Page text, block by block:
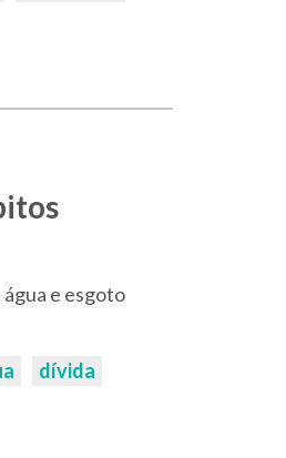
e esgoto
dívida